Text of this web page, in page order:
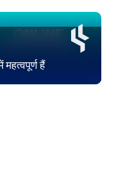
महत्वपूर्ण हैं